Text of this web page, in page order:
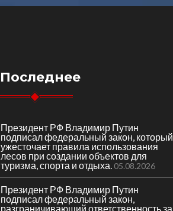
Последнее
Президент РФ Владимир Путин
подписал федеральный закон, который
ужесточает правила использования
лесов при создании объектов для
туризма, спорта и отдыха. 05.08.2026
Президент РФ Владимир Путин
подписал федеральный закон,
разграничивающий ответственность за